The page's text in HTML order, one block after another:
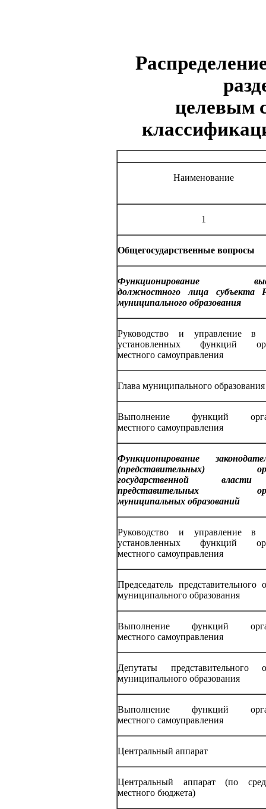
целевым
Наименование
1
Общегосударственные вопросы
Функционирование
должностного лица
муниципального образования
Руководство и управление в
установленных функций
местного самоуправления
Глава муниципального образования
Выполнение функций
местного самоуправления
Функционирование
(представительных)
государственной
представительных
муниципальных образований
Руководство и управление в
установленных функций
местного самоуправления
Председатель представительного
муниципального образования
Выполнение функций
местного самоуправления
Депутаты представительного
муниципального образования
Выполнение функций
местного самоуправления
Центральный аппарат
Центральный аппарат (по
местного бюджета)